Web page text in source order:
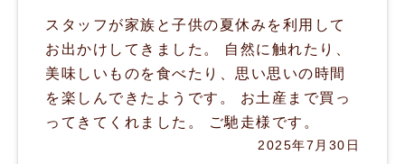
スタッフが家族と子供の夏休みを利用して
お出かけしてきました。 自然に触れたり、
美味しいものを食べたり、思い思いの時間
を楽しんできたようです。 お土産まで買っ
ってきてくれました。 ご馳走様です。
2025年7月30日